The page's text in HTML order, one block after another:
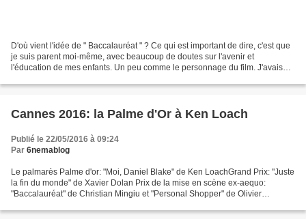
D'où vient l'idée de " Baccalauréat " ? Ce qui est important de dire, c'est que
je suis parent moi-même, avec beaucoup de doutes sur l'avenir et
l'éducation de mes enfants. Un peu comme le personnage du film. J'avais
Cannes 2016: la Palme d'Or à Ken Loach
Publié le 22/05/2016 à 09:24
Par 6nemablog
Le palmarès Palme d'or: "Moi, Daniel Blake" de Ken LoachGrand Prix: "Juste
la fin du monde" de Xavier Dolan Prix de la mise en scène ex-aequo:
"Baccalauréat" de Christian Mingiu et "Personal Shopper" de Olivier